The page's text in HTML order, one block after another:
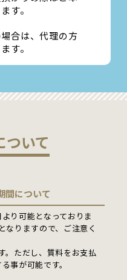
す。
合は、代理の方
す。
ついて
間について
り可能となっておりま
なりますので、ご注意く
。ただし、質料をお支払
事が可能です。